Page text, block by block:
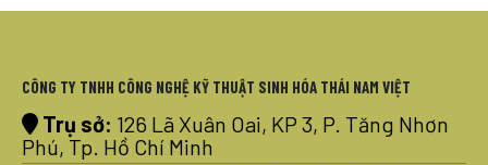
CÔNG TY TNHH CÔNG NGHỆ KỸ THUẬT SINH HÓA THÁI NAM VIỆT
Trụ sở: 126 Lã Xuân Oai, KP 3, P. Tăng Nhơn
Phú, Tp. Hồ Chí Minh